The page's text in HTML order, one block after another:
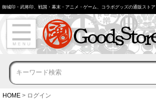
御城印・武将印、戦国・幕末・アニメ・ゲーム、コラボグッズの通販ストア
HOME ログイン